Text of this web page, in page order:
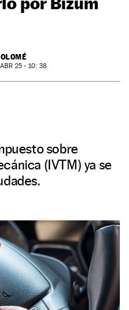
25 - 10: 38
sobre
(IVTM) ya se